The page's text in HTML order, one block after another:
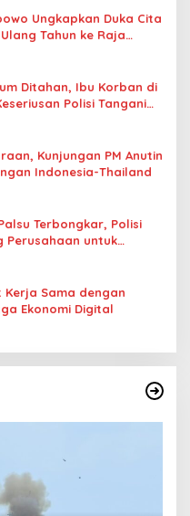
Ungkapkan Duka Cita
Tahun ke Raja
Ditahan, Ibu Korban di
Polisi Tangani
Hamil
Kunjungan PM Anutin
Indonesia-Thailand
Terbongkar, Polisi
Perusahaan untuk
Sama dengan
Ekonomi Digital